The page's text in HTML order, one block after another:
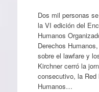
Dos mil personas
la VI edición del
Humanos
Derechos
sobre el lawfare y
Kirchner cerró la
consecutivo, la Red
Humanos…